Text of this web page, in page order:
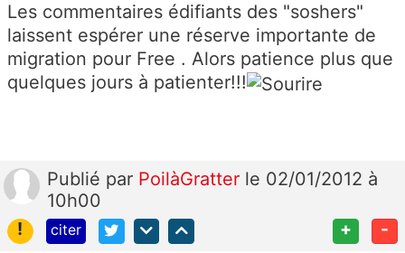
Les commentaires édifiants des "soshers"
laissent espérer une réserve importante de
migration pour Free . Alors patience plus que
quelques jours à patienter!!!
Publié par PoilàGratter le 02/01/2012 à
10h00
!
citer + -